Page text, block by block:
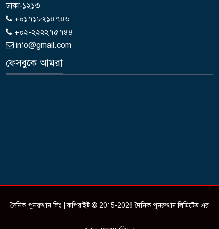
ঢাকা-১২১৩
+০১৭১৮২১৪৭৪৬
+০২-২২২২৭৫৭৪৪
info@gmail.com
ফেসবুকে আমরা
দৈনিক পুনরুত্থান লিঃ | কপিরাইট © 2015-2026 দৈনিক পুনরুত্থান লিমিটেড এর